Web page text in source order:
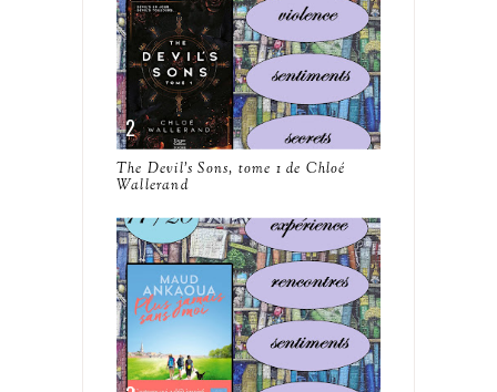
The Devil's Sons, tome 1 de Chloé
Wallerand